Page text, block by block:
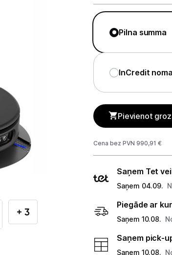
Telefoni, planšetdatori
Sadzīves tehnika
Mazā tehnika
Roboti putekļu sūcēji
Putekļu sūcēju aksesuāri
+ 3
Pilna summa
InCredit
Pievienot
Cena bez PVN 990,91 €
Piegādes
veidi
Saņem Tet
Saņem 04.09.
Piegāde ar
Saņem 10.08.
Saņem pick-
Saņem 10.08.